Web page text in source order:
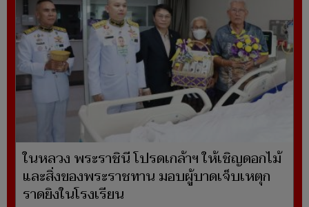
ในหลวง พระราชินี โปรดเกล้าฯ ให้เชิญดอกไม้
และสิ่งของพระราชทาน มอบผู้บาดเจ็บเหตุก
ราดยิงในโรงเรียน